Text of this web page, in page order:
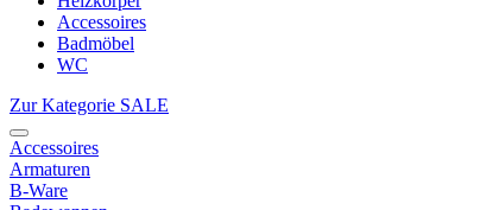
Accessoires
Badmöbel
WC
Zur Kategorie SALE
Accessoires
Armaturen
B-Ware